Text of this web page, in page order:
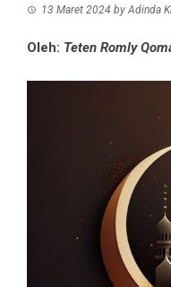
13 Maret 2024 byAdinda
Oleh: Teten Romly